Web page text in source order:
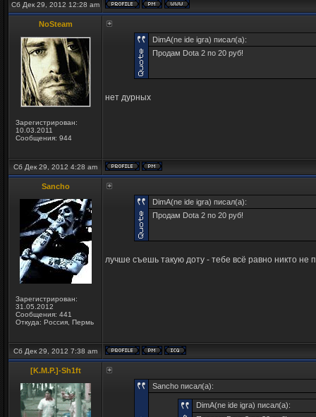
Сб Дек 29, 2012 12:28 am
NoSteam
Зарегистрирован:
10.03.2011
Сообщения: 944
DimA(ne ide igra) писал(а):
Продам Dota 2 по 20 руб!
нет дурных
Сб Дек 29, 2012 4:28 am
Sancho
Зарегистрирован:
31.05.2012
Сообщения: 441
Откуда: Россия, Пермь
DimA(ne ide igra) писал(а):
Продам Dota 2 по 20 руб!
лучше съешь такую доту - тебе всё равно никто не
Сб Дек 29, 2012 7:38 am
[K.M.P.]-Sh1ft
Sancho писал(а):
DimA(ne ide igra) писал(а):